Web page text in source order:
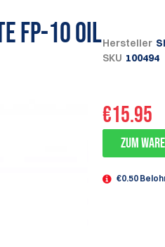
FP-10 OilHersteller
SKU 100494
€15.95
Zum
€0.50